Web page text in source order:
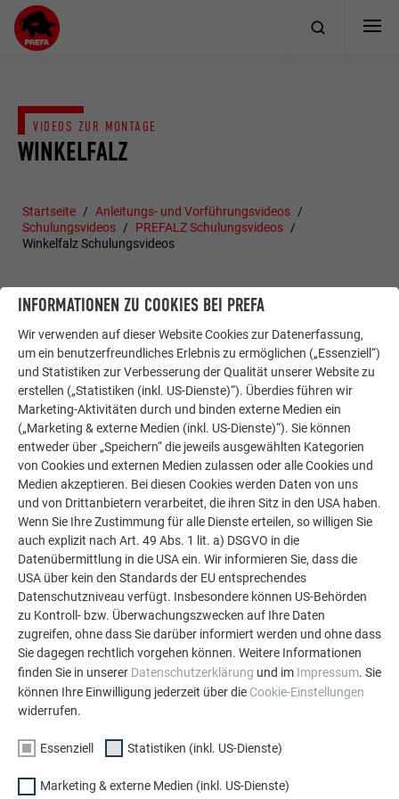
WINKELFALZ
VIDEOS ZUR MONTAGE
Startseite
Anleitungs- und Vorführungsvideos
Schulungsvideos
PREFALZ Schulungsvideos
Winkelfalz Schulungsvideos
Firstausbildung Schulungsvideos
WEITERLESEN
ZURÜCK ZUR ÜBERSICHT
INFORMATIONEN ZU COOKIES BEI PREFA
Wir verwenden auf dieser Website Cookies zur Datenerfassung,
um ein benutzerfreundliches Erlebnis zu ermöglichen („Essenziell“)
und Statistiken zur Verbesserung der Qualität unserer Website zu
erstellen („Statistiken (inkl. US-Dienste)“). Überdies führen wir
Marketing-Aktivitäten durch und binden externe Medien ein
(„Marketing & externe Medien (inkl. US-Dienste)“). Sie können
entweder über „Speichern“ die jeweils ausgewählten Kategorien
von Cookies und externen Medien zulassen oder alle Cookies und
Medien akzeptieren. Bei diesen Cookies werden Daten von uns
und von Drittanbietern verarbeitet, die ihren Sitz in den USA haben.
Wenn Sie Ihre Zustimmung für alle Dienste erteilen, so willigen Sie
auch explizit nach Art. 49 Abs. 1 lit. a) DSGVO in die
Datenübermittlung in die USA ein. Wir informieren Sie, dass die
USA über kein den Standards der EU entsprechendes
Datenschutzniveau verfügt. Insbesondere können US-Behörden
zu Kontroll- bzw. Überwachungszwecken auf Ihre Daten
zugreifen, ohne dass Sie darüber informiert werden und ohne dass
Sie dagegen rechtlich vorgehen können. Weitere Informationen
finden Sie in unserer Datenschutzerklärung und im Impressum. Sie
können Ihre Einwilligung jederzeit über die Cookie-Einstellungen
widerrufen.
Essenziell Statistiken (inkl. US-Dienste)
Marketing & externe Medien (inkl. US-Dienste)